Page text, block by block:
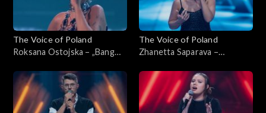
The Voice of Poland
Roksana Ostojska – „Bang
Live 1, 8 listopada 2025
The Voice of Poland
Zhanetta Saparava –
Voice of Poland”, Nokaut, 1
listopada 2025